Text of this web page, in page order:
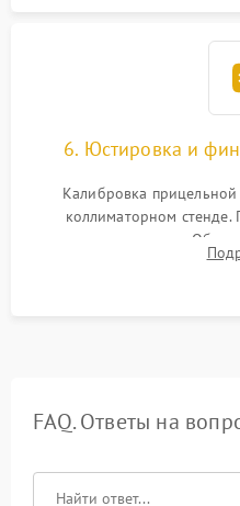
6. Юстировка и
Калибровка
коллиматорном стенде.
механизма поправок.
ударном стенде для
FAQ. Ответы на